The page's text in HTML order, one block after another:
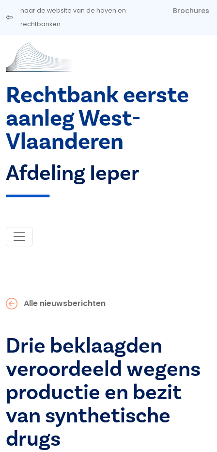
Overslaan en naar de inhoud gaan
naar de website van de hoven en
rechtbanken
Brochures
Rechtbank eerste
aanleg West-
Vlaanderen
Afdeling Ieper
Alle nieuwsberichten
Drie beklaagden
veroordeeld wegens
productie en bezit
van synthetische
drugs